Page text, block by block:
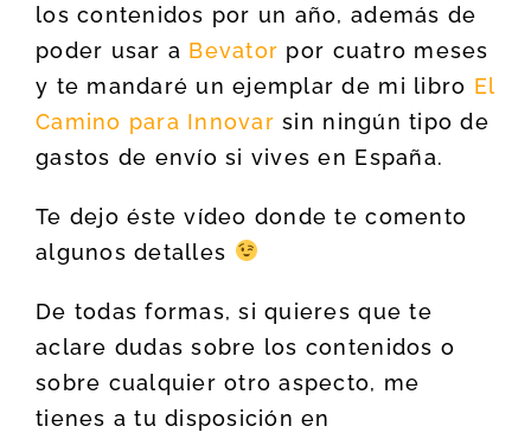
los contenidos por un año, además de
poder usar a Bevator por cuatro meses
y te mandaré un ejemplar de mi libro El
Camino para Innovar sin ningún tipo de
gastos de envío si vives en España.
Te dejo éste vídeo donde te comento
algunos detalles
De todas formas, si quieres que te
aclare dudas sobre los contenidos o
sobre cualquier otro aspecto, me
tienes a tu disposición en